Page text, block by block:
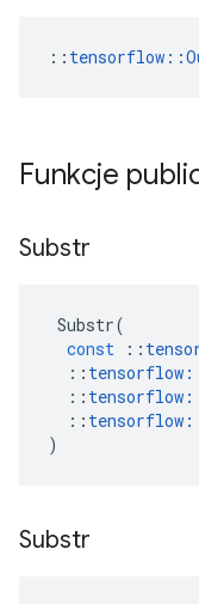
::
Funkcje
Substr
Substr(
const
::
:: tensorflow
:: tensorflow
:: tensorflow
)
Substr